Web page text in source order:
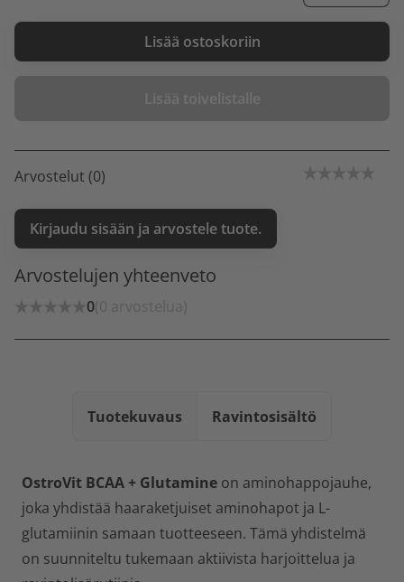
Lisää ostoskoriin
Lisää toivelistalle
Arvostelut (0)
Kirjaudu sisään ja arvostele tuote.
Arvostelujen yhteenveto
0(0 arvostelua)
Tuotekuvaus Ravintosisältö
OstroVit BCAA + Glutamine on aminohappojauhe,
joka yhdistää haaraketjuiset aminohapot ja L-
glutamiinin samaan tuotteeseen. Tämä yhdistelmä
on suunniteltu tukemaan aktiivista harjoittelua ja